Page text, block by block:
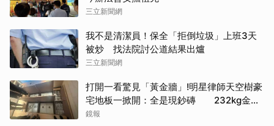
三立新聞網
我不是清潔員！保全「拒倒垃圾」上班3天
被炒 找法院討公道結果出爐
三立新聞網
打開一看驚見「黃金牆」!明星律師天空樹豪
宅地板一掀開：全是現鈔磚 232kg金山
震撼影像曝
鏡報
取消